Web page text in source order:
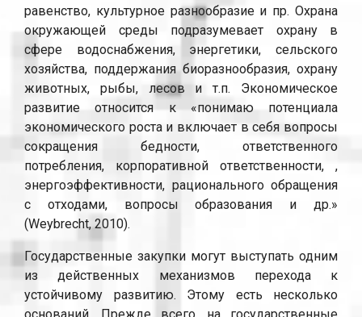
равенство, культурное разнообразие и пр. Охрана
окружающей среды подразумевает охрану в
сфере водоснабжения, энергетики, сельского
хозяйства, поддержания биоразнообразия, охрану
животных, рыбы, лесов и т.п. Экономическое
развитие относится к «понимаю потенциала
экономического роста и включает в себя вопросы
сокращения бедности, ответственного
потребления, корпоративной ответственности, ,
энергоэффективности, рационального обращения
с отходами, вопросы образования и др.»
(Weybrecht, 2010).
Государственные закупки могут выступать одним
из действенных механизмов перехода к
устойчивому развитию. Этому есть несколько